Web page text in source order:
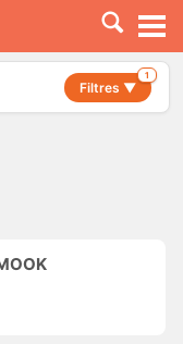
Filtres ▼
1